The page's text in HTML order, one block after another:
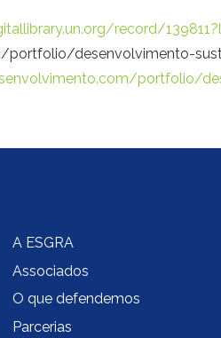
record/
desenvolvimento-
portfolio/
A ESGRA
Associados
O que defendemos
Parcerias